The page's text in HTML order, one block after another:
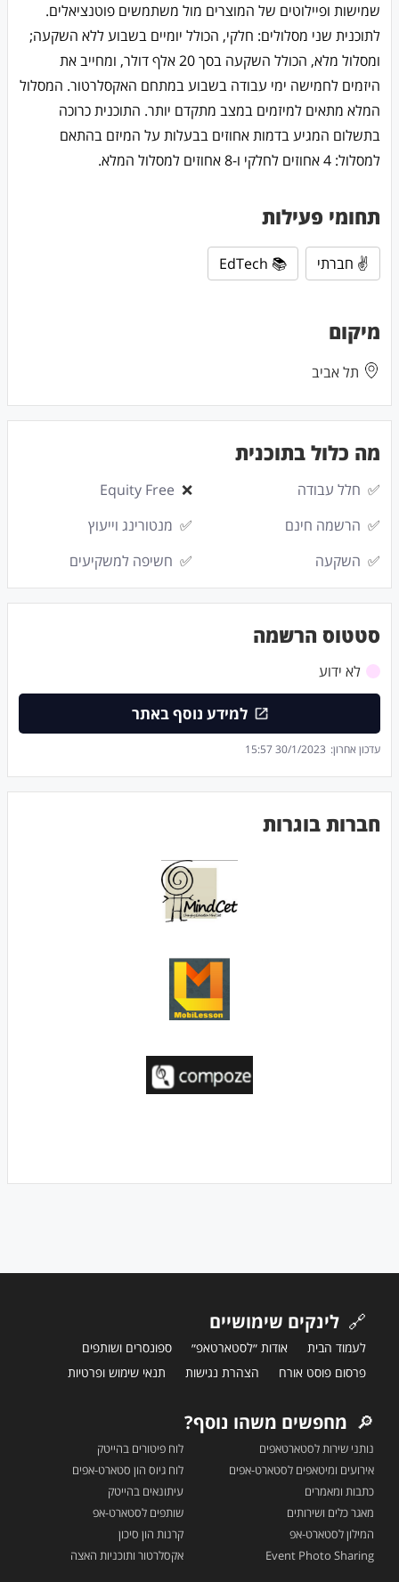
שמישות ופיילוטים של המוצרים מול משתמשים פוטנציאלים.
לתוכנית שני מסלולים: חלקי, הכולל יומיים בשבוע ללא השקעה;
ומסלול מלא, הכולל השקעה בסך 20 אלף דולר, ומחייב את
היזמים לחמישה ימי עבודה בשבוע במתחם האקסלרטור. המסלול
המלא מתאים למיזמים במצב מתקדם יותר. התוכנית כרוכה
בתשלום המגיע בדמות אחוזים בבעלות על המיזם בהתאם
למסלול: 4 אחוזים לחלקי ו-8 אחוזים למסלול המלא.
תחומי פעילות
✌️ חברתי 📚 EdTech
מיקום
תל אביב
מה כלול בתוכנית
✅ חלל עבודה ❌
Equity Free
✅ הרשמה חינם ✅ מנטורינג וייעוץ
✅ השקעה ✅ חשיפה למשקיעים
סטטוס הרשמה
לא ידוע
למידע נוסף באתר
עדכון אחרון: 30/1/2023 15:57
חברות בוגרות
🔗 לינקים שימושיים
לעמוד הבית אודות ״לסטארטאפ״
ספונסרים ושותפים
פרסום פוסט אורח
הצהרת נגישות תנאי שימוש ופרטיות
🔎 מחפשים משהו נוסף?
נותני שירות לסטארטאפים
אירועים ומיטאפים לסטארט-אפים
כתבות ומאמרים
מאגר כלים ושירותים
המילון לסטארט-אפ
Event Photo Sharing
לוח פיטורים בהייטק
לוח גיוס הון סטארט-אפים
עיתונאים בהייטק
שותפים לסטארט-אפ
קרנות הון סיכון
אקסלרטור ותוכניות האצה